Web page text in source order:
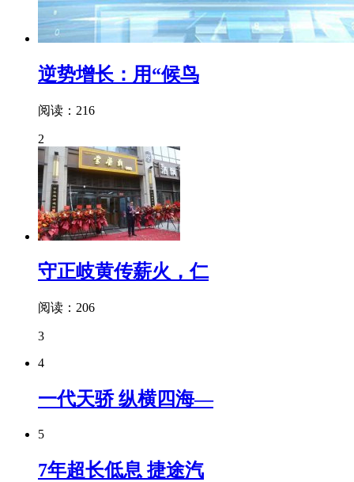
逆势增长：用“候鸟
阅读：216
2
守正岐黄传薪火，仁
阅读：206
3
4
一代天骄 纵横四海—
5
7年超长低息 捷途汽